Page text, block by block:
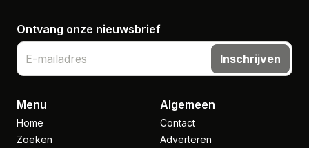
Ontvang onze nieuwsbrief
Inschrijven
Menu
Home
Zoeken
Algemeen
Contact
Adverteren